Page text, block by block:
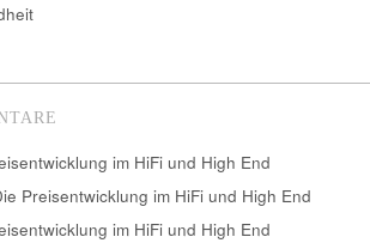
im HiFi und High End
Preisentwicklung im HiFi und High End
im HiFi und High End